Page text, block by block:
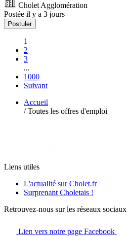
Cholet Agglomération
Postée il y a 3 jours
Postuler
1
2
3
...
1000
Suivant
Accueil
/ Toutes les offres d'emploi
Liens utiles
L'actualité sur Cholet.fr
Surprenant Choletais !
Retrouvez-nous sur les réseaux sociaux
Lien vers notre page Facebook